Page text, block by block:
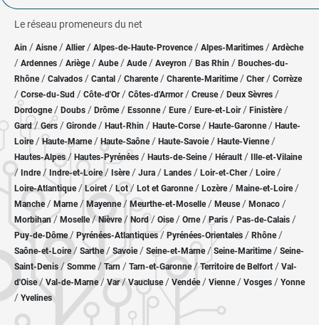
Le réseau promeneurs du net
Ain / Aisne/ Allier/ Alpes-de-Haute-Provence / Alpes-Maritimes / Ardèche
/ Ardennes / Ariège/ Aube/ Aude / Aveyron / Bas Rhin / Bouches-du-
Rhône/ Calvados / Cantal / Charente / Charente-Maritime/ Cher / Corrèze
/ Corse-du-Sud / Côte-d'Or / Côtes-d'Armor/ Creuse/ Deux Sèvres /
Dordogne/ Doubs / Drôme/ Essonne / Eure/ Eure-et-Loir / Finistère/
Gard/Gers / Gironde/ Haut-Rhin / Haute-Corse/ Haute-Garonne/ Haute-
Loire/Haute-Marne/ Haute-Saône/ Haute-Savoie/ Haute-Vienne/
Hautes-Alpes/ Hautes-Pyrénées / Hauts-de-Seine/ Hérault / Ille-et-Vilaine
/ Indre/ Indre-et-Loire/ Isère/ Jura / Landes / Loir-et-Cher/ Loire/
Loire-Atlantique/ Loiret / Lot/ Lot et Garonne/ Lozère / Maine-et-Loire/
Manche/ Marne/ Mayenne/ Meurthe-et-Moselle/ Meuse/ Monaco /
Morbihan/ Moselle/ Nièvre / Nord/ Oise / Orne/Paris / Pas-de-Calais /
Puy-de-Dôme/ Pyrénées-Atlantiques / Pyrénées-Orientales / Rhône/
Saône-et-Loire/ Sarthe/ Savoie/ Seine-et-Marne/ Seine-Maritime/ Seine-
Saint-Denis /Somme/ Tarn / Tarn-et-Garonne/Territoire de Belfort / Val-
d'Oise/ Val-de-Marne/Var/Vaucluse/ Vendée/ Vienne/ Vosges / Yonne
/ Yvelines